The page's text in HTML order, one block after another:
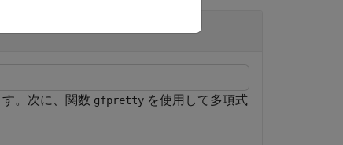
。次に、関数 gfpretty を使用して多項式